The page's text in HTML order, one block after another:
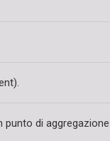
di aggregazione